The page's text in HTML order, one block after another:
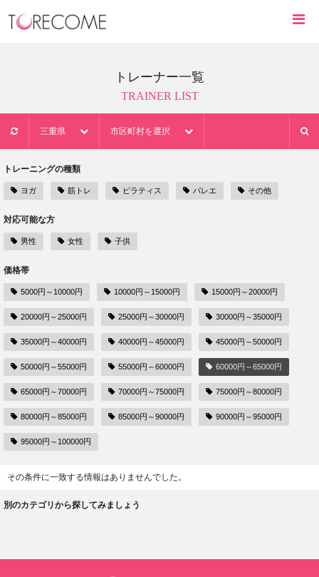
トレーナー一覧
TRAINER LIST
三重県 市区町村を選択
トレーニングの種類
ヨガ 筋トレ ピラティス バレエ その他
対応可能な方
男性 女性 子供
価格帯
5000円～10000円 10000円～15000円 15000円～20000円
20000円～25000円 25000円～30000円 30000円～35000円
35000円～40000円 40000円～45000円 45000円～50000円
50000円～55000円 55000円～60000円 60000円～65000円
65000円～70000円 70000円～75000円 75000円～80000円
80000円～85000円 85000円～90000円 90000円～95000円
95000円～100000円
その条件に一致する情報はありませんでした。
別のカテゴリから探してみましょう